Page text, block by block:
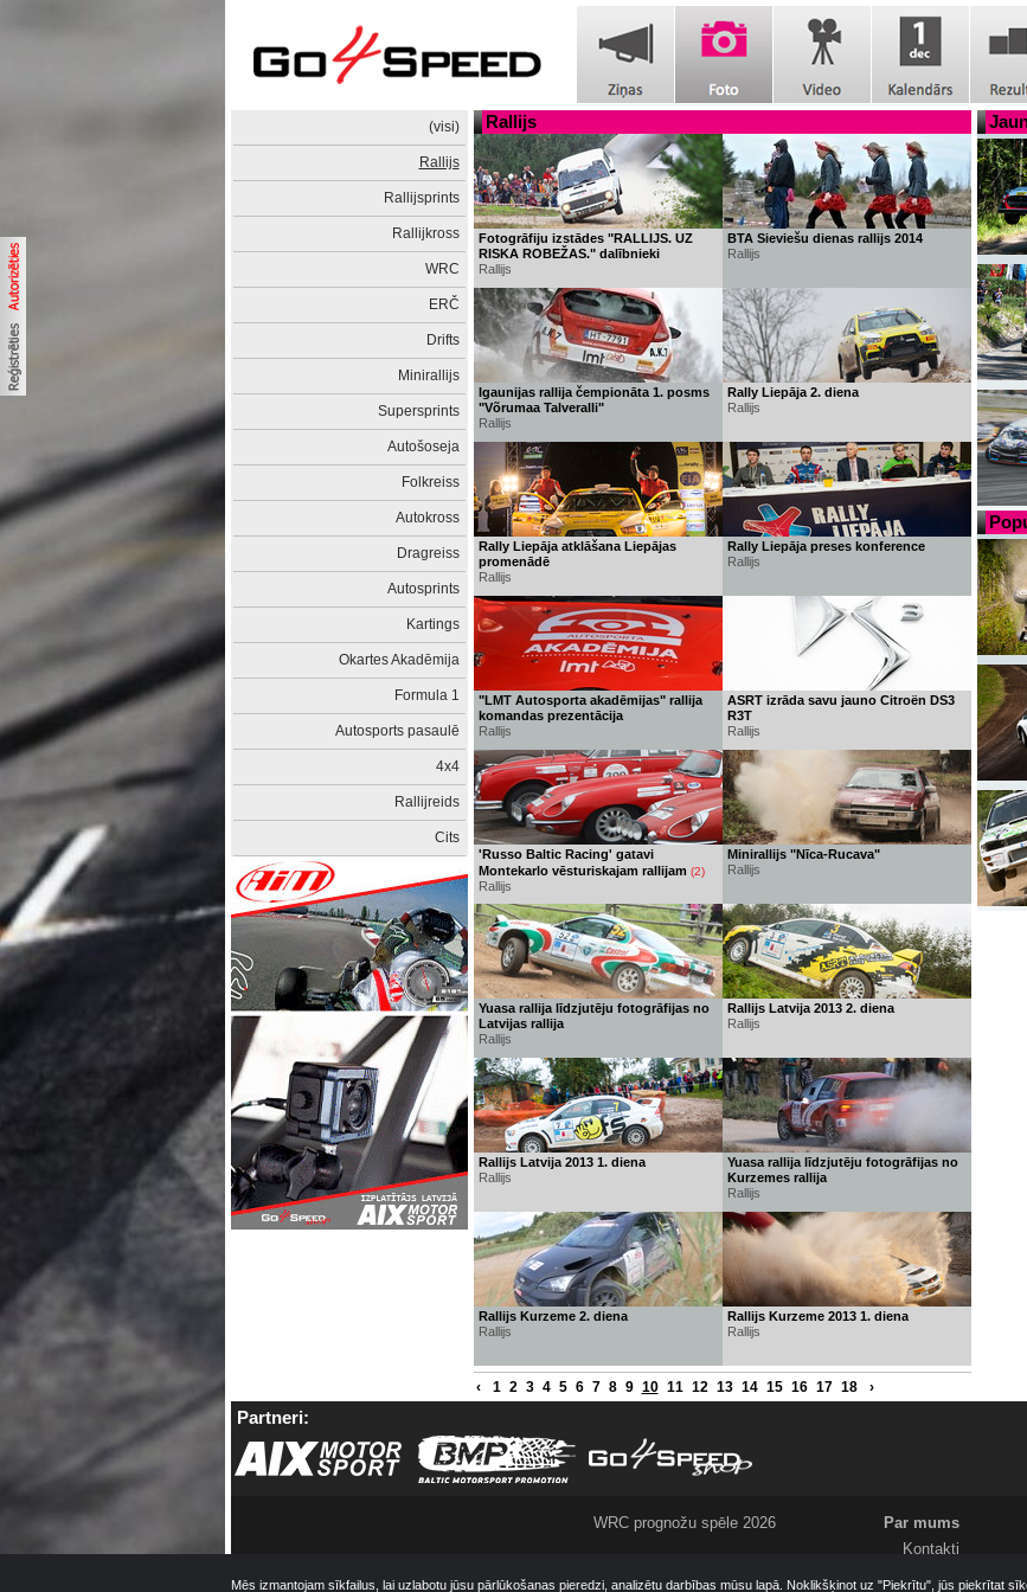
(visi)
Rallijs
Rallijsprints
Rallijkross
WRC
ERČ
Drifts
Minirallijs
Supersprints
Autošoseja
Folkreiss
Autokross
Dragreiss
Autosprints
Kartings
Okartes Akadēmija
Formula 1
Autosports pasaulē
4x4
Rallijreids
Cits
Rallijs
Fotogrāfiju izstādes "RALLIJS. UZ
RISKA ROBEŽAS." dalībnieki
Rallijs
BTA Sieviešu dienas rallijs 2014
Rallijs
Igaunijas rallija čempionāta 1. posms
"Võrumaa Talveralli"
Rallijs
Rally Liepāja 2. diena
Rallijs
Rally Liepāja atklāšana Liepājas
promenādē
Rallijs
Rally Liepāja preses konference
Rallijs
"LMT Autosporta akadēmijas" rallija
komandas prezentācija
Rallijs
ASRT izrāda savu jauno Citroën DS3
R3T
Rallijs
'Russo Baltic Racing' gatavi
Montekarlo vēsturiskajam rallijam (2)
Rallijs
Minirallijs "Nīca-Rucava"
Rallijs
Yuasa rallija līdzjutēju fotogrāfijas no
Latvijas rallija
Rallijs
Rallijs Latvija 2013 2. diena
Rallijs
Rallijs Latvija 2013 1. diena
Rallijs
Yuasa rallija līdzjutēju fotogrāfijas no
Kurzemes rallija
Rallijs
Rallijs Kurzeme 2. diena
Rallijs
Rallijs Kurzeme 2013 1. diena
Rallijs
‹ 1 2 3 4 5 6 7 8 9 10 11 12 13 14 15 16 17 18 ›
Partneri:
WRC prognožu spēle 2026
Par mums
Kontakti
Mēs izmantojam sīkfailus, lai uzlabotu jūsu pārlūkošanas pieredzi, analizētu darbības mūsu lapā. Noklikšķinot uz "Piekrītu", jūs piekrītat